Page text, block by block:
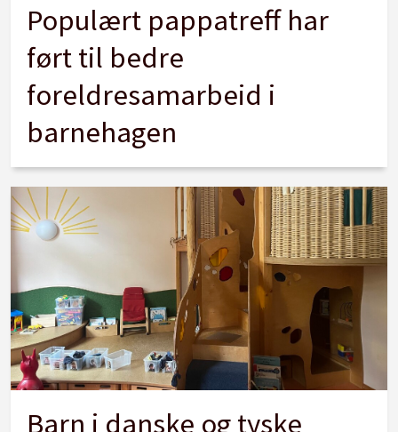
Populært pappatreff har
ført til bedre
foreldresamarbeid i
barnehagen
Barn i danske og tyske